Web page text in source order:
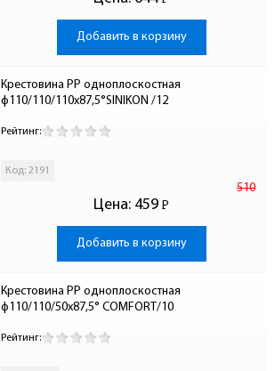
Добавить в корзину
Крестовина PP одноплоскостная
ф110/110/110х87,5°SINIKON /12
Рейтинг:
Код: 2191
Цена:
510
459 Р
-
Добавить в корзину
Крестовина PP одноплоскостная
ф110/110/50х87,5° COMFORT/10
Рейтинг: